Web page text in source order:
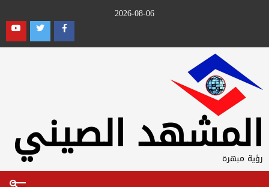
2026-08-06
Facebook
Twitter
المشهد الصيني
رؤية مبهرة
Primary